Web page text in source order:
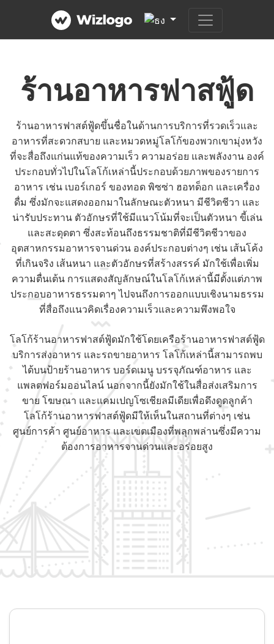
ร้านอาหารฟาสฟู้ด
ร้านอาหารฟาสต์ฟู้ดขึ้นชื่อในด้านการบริการที่รวดเร็วและ
อาหารที่สะดวกสบาย และหมวดหมู่โลโก้ของพวกเขามุ่งหวัง
ที่จะสื่อถึงแก่นแท้ของความเร็ว ความอร่อย และพลังงาน องค์
ประกอบทั่วไปในโลโก้เหล่านี้ประกอบด้วยภาพของรายการ
อาหาร เช่น เบอร์เกอร์ ของทอด พิซซ่า ฮอทด็อก และเครื่อง
ดื่ม ซึ่งมักจะแสดงออกมาในลักษณะตัวหนา มีชีวิตชีวา และ
น่ารับประทาน ตัวอักษรที่ใช้มีแนวโน้มที่จะเป็นตัวหนา ขี้เล่น
และสะดุดตา ซึ่งสะท้อนถึงธรรมชาติที่มีชีวิตชีวาของ
อุตสาหกรรมอาหารจานด่วน องค์ประกอบต่างๆ เช่น เส้นโค้ง
ที่เกินจริง เส้นหนา และตัวอักษรที่สร้างสรรค์ มักใช้เพื่อเพิ่ม
ความตื่นเต้น การแสดงสัญลักษณ์ในโลโก้เหล่านี้มีตั้งแต่ภาพ
ประกอบอาหารธรรมดาๆ ไปจนถึงการออกแบบเชิงนามธรรม
ที่สื่อถึงแนวคิดเรื่องความเร็วและความพึงพอใจ
โลโก้ร้านอาหารฟาสต์ฟู้ดมักใช้โดยเครือร้านอาหารฟาสต์ฟู้ด
บริการส่งอาหาร และรถขายอาหาร โลโก้เหล่านี้สามารถพบ
ได้บนป้ายร้านอาหาร บอร์ดเมนู บรรจุภัณฑ์อาหาร และ
แพลตฟอร์มออนไลน์ นอกจากนี้ยังมักใช้ในสื่อส่งเสริมการ
ขาย โฆษณา และแคมเปญโซเชียลมีเดียเพื่อดึงดูดลูกค้า
โลโก้ร้านอาหารฟาสต์ฟู้ดมีให้เห็นในสถานที่ต่างๆ เช่น
ศูนย์การค้า ศูนย์อาหาร และเขตเมืองที่พลุกพล่านซึ่งมีความ
ต้องการอาหารจานด่วนและอร่อยสูง